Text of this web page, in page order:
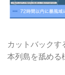
カットバックす
本列島を舐める